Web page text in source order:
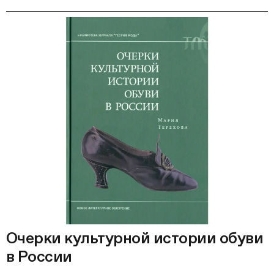
Очерки культурной истории обуви
в России